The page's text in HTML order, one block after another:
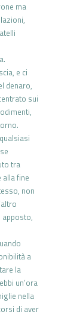
ma
e ci
denaro,
sui
tra
alla fine
non
a
la
un’ora
nella
di aver